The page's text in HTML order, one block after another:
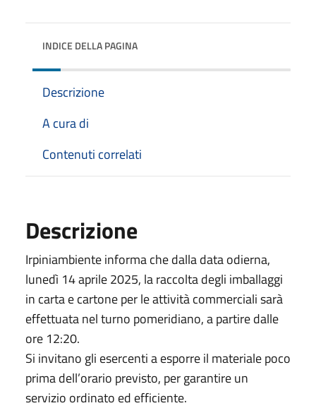
INDICE DELLA PAGINA
Descrizione
A cura di
Contenuti correlati
Descrizione
Irpiniambiente informa che dalla data odierna,
lunedì 14 aprile 2025, la raccolta degli imballaggi
in carta e cartone per le attività commerciali sarà
effettuata nel turno pomeridiano, a partire dalle
ore 12:20.
Si invitano gli esercenti a esporre il materiale poco
prima dell’orario previsto, per garantire un
servizio ordinato ed efficiente.